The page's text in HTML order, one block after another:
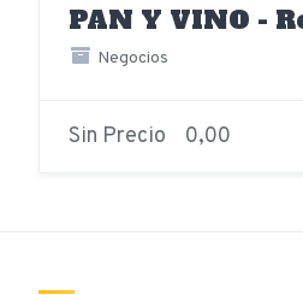
PAN Y VINO -
Negocios
Sin Precio 0,00